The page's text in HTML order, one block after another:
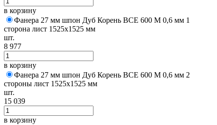
в корзину
Фанера 27 мм шпон Дуб Корень BCE 600 M 0,6 мм 1
сторона лист 1525х1525 мм
шт.
8 977
в корзину
Фанера 27 мм шпон Дуб Корень BCE 600 M 0,6 мм 2
стороны лист 1525х1525 мм
шт.
15 039
в корзину